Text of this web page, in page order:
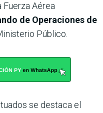
Fuerza Aérea
de Operaciones de
Público.
se destaca el